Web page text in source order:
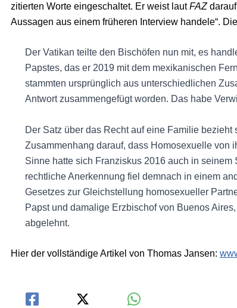
zitierten Worte eingeschaltet. Er weist lautFAZdarauf
Aussagen aus einem früheren Interview handele“. Die
Der Vatikan teilte den Bischöfen nun mit, es
Papstes, das er 2019 mit dem mexikanischen
stammten ursprünglich aus unterschiedlichen
Antwort zusammengefügt worden. Das habe
Der Satz über das Recht auf eine Familie
Zusammenhang darauf, dass Homosexuelle von
Sinne hatte sich Franziskus 2016 auch in seinem
rechtliche Anerkennung fiel demnach in einem
Gesetzes zur Gleichstellung homosexueller
Papst und damalige Erzbischof von Buenos
abgelehnt.
Hier der vollständige Artikel von Thomas Jansen: